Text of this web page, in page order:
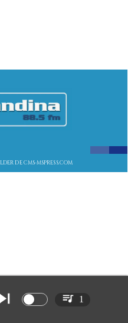
DE CMS-MSPRESS.COM
1